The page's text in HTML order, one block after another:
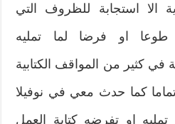
الا استجابة‮ ‬للظروف التي‮
‬طوعا او فرضا لما تمليه
‬في كثير من المواقف الكتابية
.‬تماما كما‮ ‬حدث معي‮ ‬في نوفيلا
تمليه او تفرضه كتابة العمل‮